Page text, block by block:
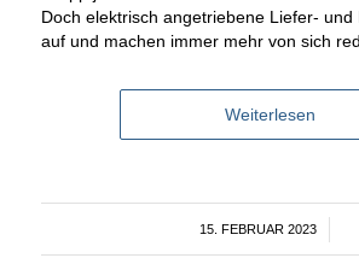
Doch elektrisch angetriebene Liefer- und
auf und machen immer mehr von sich
Weiterlesen
15. FEBRUAR 2023
/